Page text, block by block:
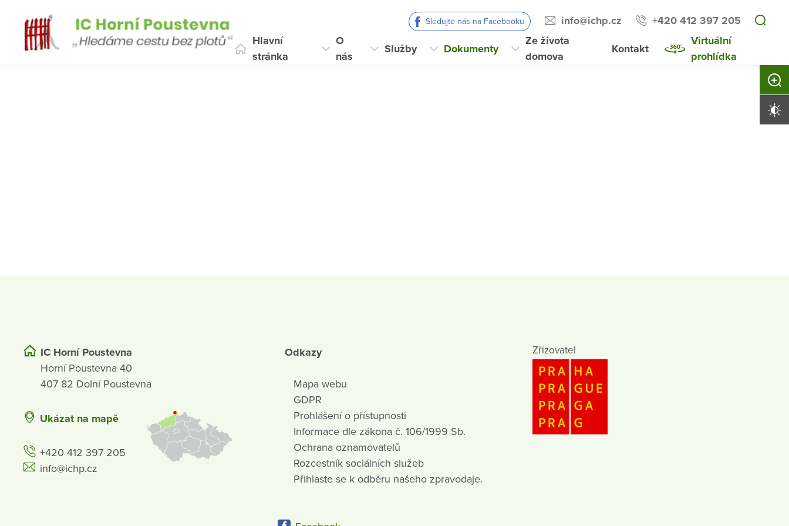
Sledujte nás na Facebooku info@ichp.cz
+420 412 397 205
Hlavní
stránka
O
nás
Služby Dokumenty
Ze života
domova
Kontakt
Virtuální
prohlídka
IC Horní Poustevna
Horní Poustevna 40
407 82 Dolní Poustevna
Ukázat na mapě
+420 412 397 205
info@ichp.cz
Odkazy
Mapa webu
GDPR
Prohlášení o přístupnosti
Informace dle zákona č. 106/1999 Sb.
Ochrana oznamovatelů
Rozcestník sociálních služeb
Přihlaste se k odběru našeho zpravodaje.
Zřizovatel